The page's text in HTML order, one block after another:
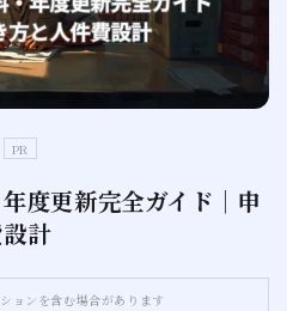
PR
度更新完全ガイド｜申
計
ョンを含む場合があります